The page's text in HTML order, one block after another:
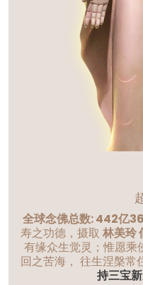
全球念佛总数: 442亿
寿之功德，摄取 林美玲
有缘众生觉灵；惟愿乘
回之苦海， 往生涅槃常
持三宝